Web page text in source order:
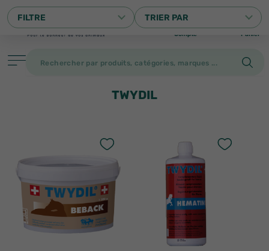
Compte Panier
PRODUITS
TRIER PAR
FILTRE
TWYDIL